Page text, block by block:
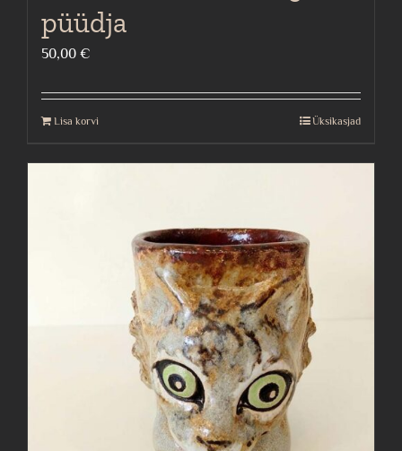
püüdja
50,00 €
Lisa korvi Üksikasjad